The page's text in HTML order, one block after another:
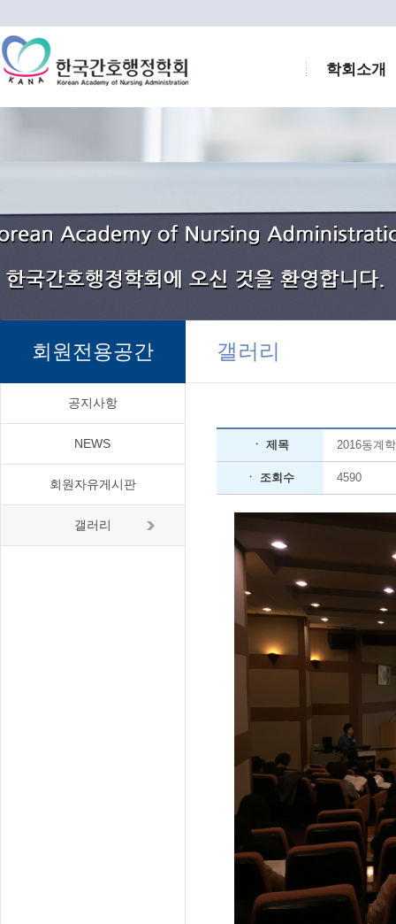
학회소개
회원전용공간
공지사항
NEWS
회원자유게시판
갤러리
갤러리
ㆍ 제목 2016동계
ㆍ 조회수 4590